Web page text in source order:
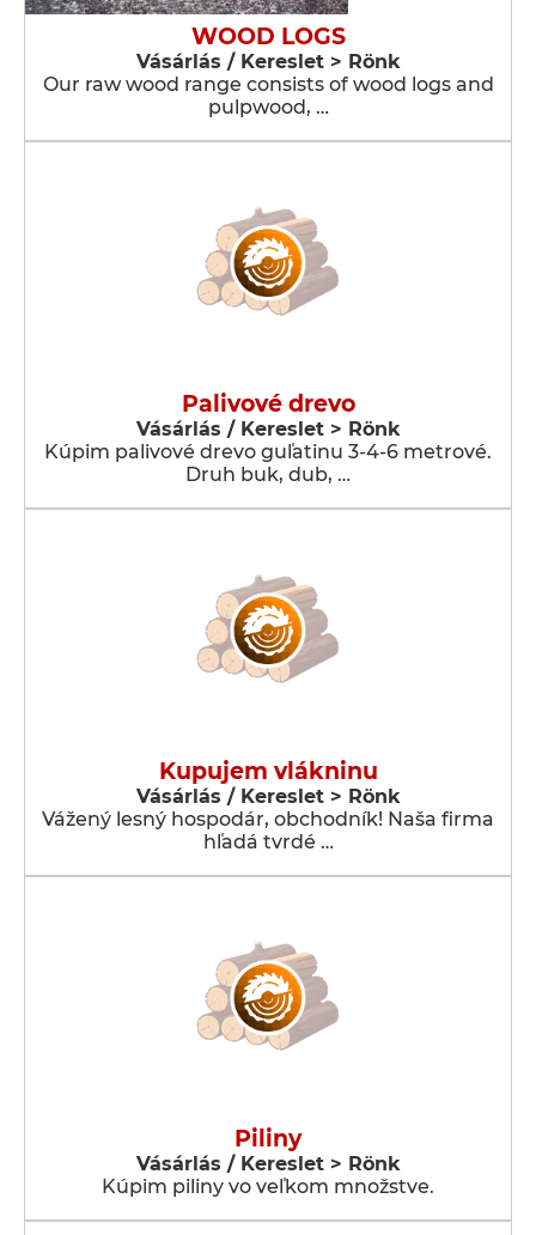
WOOD LOGS
Vásárlás / Kereslet > Rönk
Our raw wood range consists of wood logs and
pulpwood, …
Palivové drevo
Vásárlás / Kereslet > Rönk
Kúpim palivové drevo guľatinu 3-4-6 metrové.
Druh buk, dub, …
Kupujem vlákninu
Vásárlás / Kereslet > Rönk
Vážený lesný hospodár, obchodník! Naša firma
hľadá tvrdé …
Piliny
Vásárlás / Kereslet > Rönk
Kúpim piliny vo veľkom množstve.